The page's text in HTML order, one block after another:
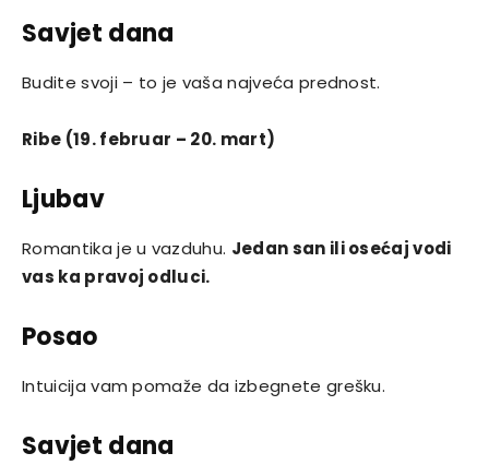
Savjet dana
Budite svoji – to je vaša najveća prednost.
Ribe (19. februar – 20. mart)
Ljubav
Romantika je u vazduhu. Jedan san ili osećaj vodi
vas ka pravoj odluci.
Posao
Intuicija vam pomaže da izbegnete grešku.
Savjet dana